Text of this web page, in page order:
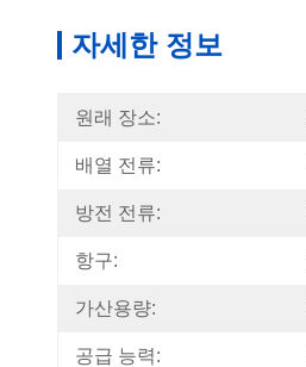
자세한 정보
원래 장소:
배열 전류:
방전 전류:
항구:
가산용량:
공급 능력: